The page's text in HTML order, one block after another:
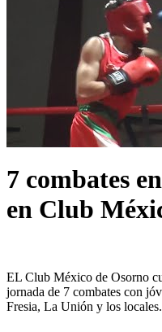
7 combates
en Club
EL Club México de Osorno
jornada de 7 combates con
Fresia, La Unión y los locales.